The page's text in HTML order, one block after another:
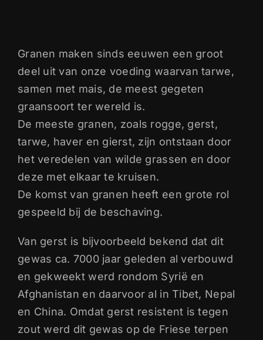
Granen maken sinds eeuwen een groot
deel uit van onze voeding waarvan tarwe,
samen met mais, de meest gegeten
graansoort ter wereld is.
De meeste granen, zoals rogge, gerst,
tarwe, haver en gierst, zijn ontstaan door
het veredelen van wilde grassen en door
deze met elkaar te kruisen.
De komst van granen heeft een grote rol
gespeeld bij de beschaving.
Van gerst is bijvoorbeeld bekend dat dit
gewas ca. 7000 jaar geleden al verbouwd
en gekweekt werd rondom Syrië en
Afghanistan en daarvoor al in Tibet, Nepal
en China. Omdat gerst resistent is tegen
zout werd dit gewas op de Friese terpen